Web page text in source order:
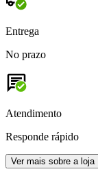
Entrega
No prazo
Atendimento
Responde rápido
Ver mais sobre a loja